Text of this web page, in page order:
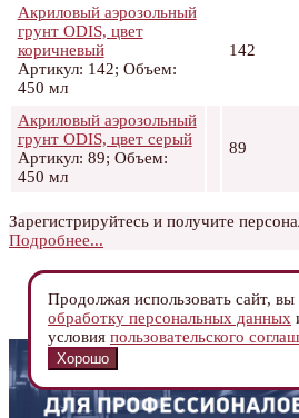
Акриловый аэрозольный
грунт ODIS, цвет
коричневый
Артикул: 142; Объем:
450 мл
142
Акриловый аэрозольный
грунт ODIS, цвет серый
Артикул: 89; Объем:
450 мл
89
Зарегистрируйтесь и получите
Подробнее...
Продолжая использовать сайт, вы
обработку персональных данных
условия пользовательского
Хорошо